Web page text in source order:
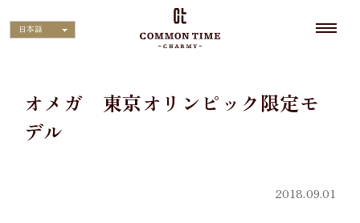
日本語
オメガ 東京オリンピック限定モ
デル
2018.09.01